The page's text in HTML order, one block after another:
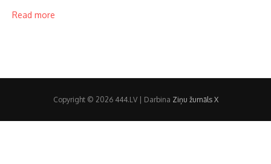
Read more
Copyright © 2026 444.LV | Darbina Ziņu žurnāls X